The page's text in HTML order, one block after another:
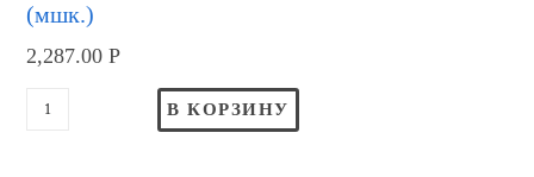
(мшк.)
2,287.00Р
В КОРЗИНУ